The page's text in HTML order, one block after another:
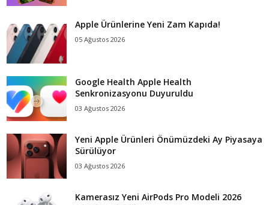
Apple Ürünlerine Yeni Zam Kapıda!
05 Ağustos 2026
Google Health Apple Health
Senkronizasyonu Duyuruldu
03 Ağustos 2026
Yeni Apple Ürünleri Önümüzdeki Ay Piyasaya
Sürülüyor
03 Ağustos 2026
Kamerasız Yeni AirPods Pro Modeli 2026